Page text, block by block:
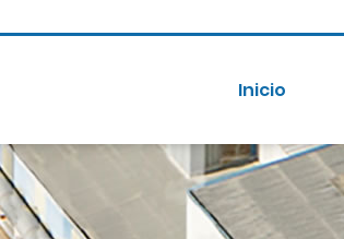
Inicio